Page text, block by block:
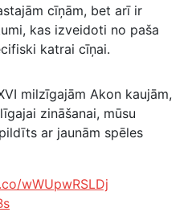
cīņām, bet arī ir
kas izveidoti no paša
katrai cīņai.
milzīgajām Akon kaujām,
zināšanai, mūsu
ar jaunām spēles
wWUpwRSLDj